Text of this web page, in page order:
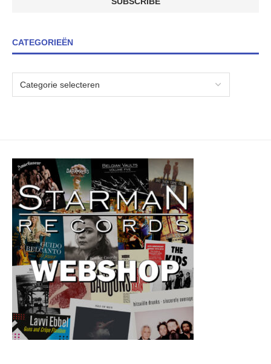
CATEGORIEËN